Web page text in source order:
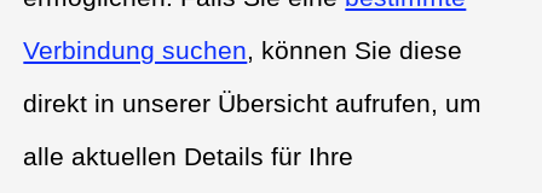
Verbindung suchen, können Sie diese
direkt in unserer Übersicht aufrufen, um
alle aktuellen Details für Ihre